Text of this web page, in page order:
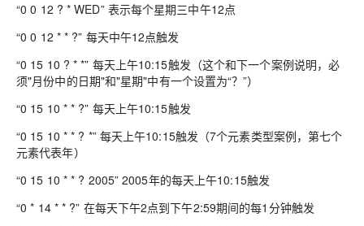
“0 0 12 ? * WED” 表示每个星期三中午12点
“0 0 12 * * ?” 每天中午12点触发
“0 15 10 ? * *” 每天上午10:15触发（这个和下一个案例说明，必
须"月份中的日期"和"星期"中有一个设置为“？”）
“0 15 10 * * ?” 每天上午10:15触发
“0 15 10 * * ? *” 每天上午10:15触发（7个元素类型案例，第七个
元素代表年）
“0 15 10 * * ? 2005” 2005年的每天上午10:15触发
“0 * 14 * * ?” 在每天下午2点到下午2:59期间的每1分钟触发